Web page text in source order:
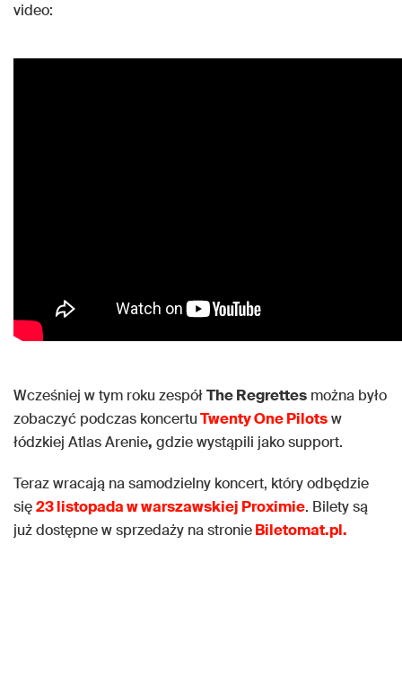
video:
Wcześniej w tym roku zespółThe Regrettes można było
zobaczyć podczas koncertuTwenty One Pilotsw
łódzkiej Atlas Arenie, gdzie wystąpili jako support.
Teraz wracają na samodzielny koncert, który odbędzie
się23 listopada w warszawskiej Proximie. Bilety są
już dostępne w sprzedaży na stronieBiletomat.pl.